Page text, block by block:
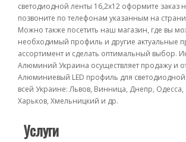
светодиодной ленты 16,2х12 оформите заказ
позвоните по телефонам указанным на
Можно также посетить наш магазин, где вы
необходимый профиль и другие актуальные
ассортимент и сделать оптимальный выбор.
Алюминий Украина осуществляет продажу и
Алюминиевый LED профиль для светодиодной
всей Украине: Львов, Винница, Днепр,
Харьков, Хмельницкий и др.
Услуги